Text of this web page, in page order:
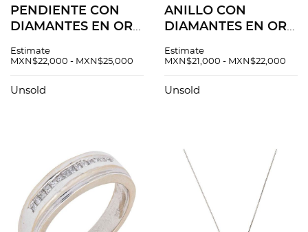
PENDIENTE CON
DIAMANTES EN ORO
Diamantes corte
Estimate
MXN$22,000 - MXN$25,000
Unsold
ANILLO CON
DIAMANTES EN ORO
diamante corte
Claridad: I3 Color: J-
Estimate
MXN$21,000 - MXN$22,000
Unsold